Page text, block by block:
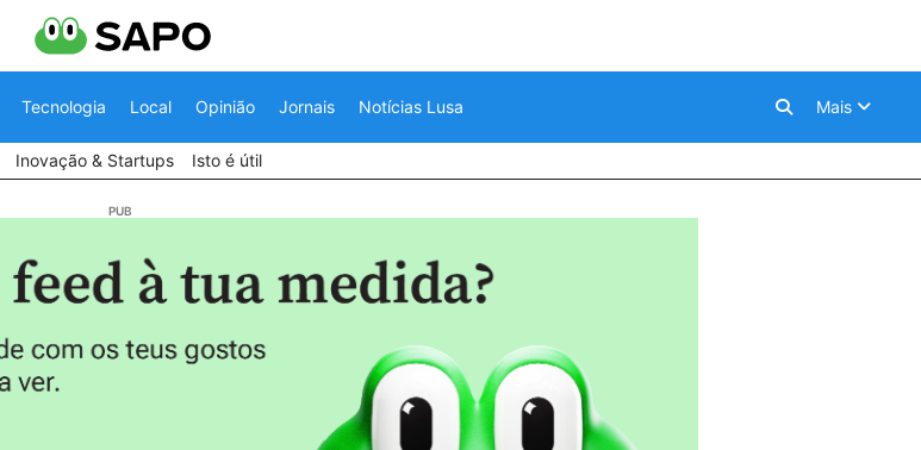
Tecnologia Local Opinião Jornais Notícias Lusa Mais
Inovação & Startups Isto é útil